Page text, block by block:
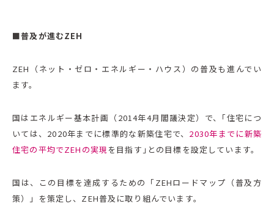
■普及が進むZEH
ZEH（ネット・ゼロ・エネルギー・ハウス）の普及も進んでい
ます。
国はエネルギー基本計画（2014年4月閣議決定）で、｢住宅につ
いては、2020年までに標準的な新築住宅で、 2030年までに新築
住宅の平均でZEHの実現 を目指す｣との目標を設定しています。
国は、この目標を達成するための「ZEHロードマップ（普及方
策）」を策定し、ZEH普及に取り組んでいます。